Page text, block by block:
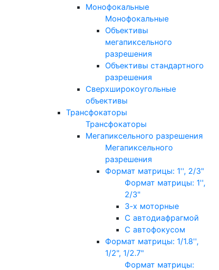
Монофокальные
Монофокальные
Объективы
мегапиксельного
разрешения
Объективы стандартного
разрешения
Сверхширокоугольные
объективы
Трансфокаторы
Трансфокаторы
Мегапиксельного разрешения
Мегапиксельного
разрешения
Формат матрицы: 1'', 2/3"
Формат матрицы: 1'',
2/3"
3-х моторные
С автодиафрагмой
С автофокусом
Формат матрицы: 1/1.8'',
1/2", 1/2.7"
Формат матрицы: